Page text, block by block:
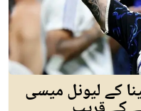
ارجنٹینا کے لیونل میسی